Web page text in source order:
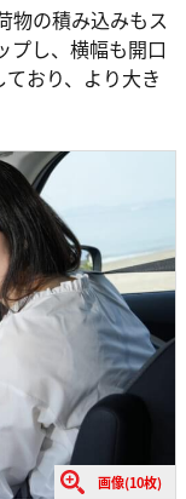
物の積み込みもス
プし、横幅も開口
おり、より大き
画像(10枚)